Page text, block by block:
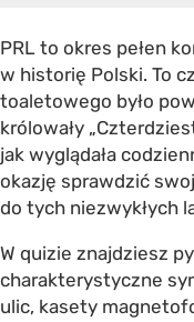
PRL to okres pełen
w historię Polski. To
toaletowego było
królowały
jak wyglądała
okazję sprawdzić
do tych niezwykłych
W quizie znajdziesz
charakterystyczne
ulic, kasety